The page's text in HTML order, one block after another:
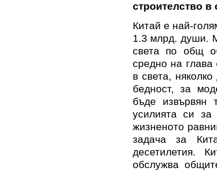
строителство в
Китай е най-
1.3 млрд. души.
света по общ
средно на
в света,
бедност, за
бъде извървян
усилията си
жизненото
задача за
десетилетия.
обслужва